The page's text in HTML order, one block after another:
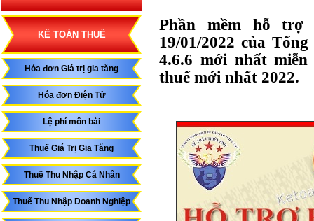
KẾ TOÁN THUẾ
Hóa đơn Giá trị gia tăng
Hóa đơn Điện Tử
Lệ phí môn bài
Thuế Giá Trị Gia Tăng
Thuế Thu Nhập Cá Nhân
Thuế Thu Nhập Doanh Nghiệp
Phần mềm hỗ trợ
19/01/2022 của
4.6.6 mới nhất
thuế mới nhất 2022.